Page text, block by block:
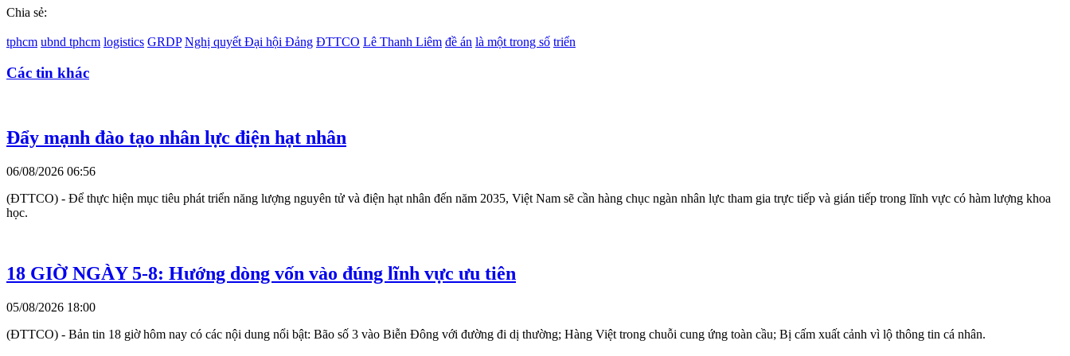
Chia sẻ:
tphcm ubnd tphcm logistics GRDP Nghị quyết Đại hội Đảng ĐTTCO Lê Thanh Liêm đề án là một trong số triển
Các tin khác
Đẩy mạnh đào tạo nhân lực điện hạt nhân
06/08/2026 06:56
(ĐTTCO) - Để thực hiện mục tiêu phát triển năng lượng nguyên tử và điện hạt nhân đến năm 2035, Việt Nam sẽ cần hàng chục ngàn nhân lực tham gia trực tiếp và gián tiếp trong lĩnh vực có hàm lượng khoa
học.
18 GIỜ NGÀY 5-8: Hướng dòng vốn vào đúng lĩnh vực ưu tiên
05/08/2026 18:00
(ĐTTCO) - Bản tin 18 giờ hôm nay có các nội dung nổi bật: Bão số 3 vào Biễn Đông với đường đi dị thường; Hàng Việt trong chuỗi cung ứng toàn cầu; Bị cấm xuất cảnh vì lộ thông tin cá nhân.